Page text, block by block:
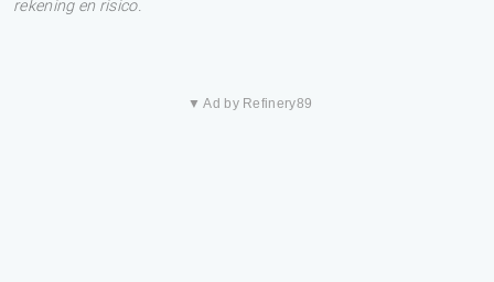
rekening en risico.
▼ Ad by Refinery89